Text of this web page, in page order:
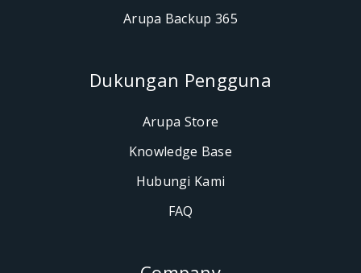
Arupa Backup 365
Dukungan Pengguna
Arupa Store
Knowledge Base
Hubungi Kami
FAQ